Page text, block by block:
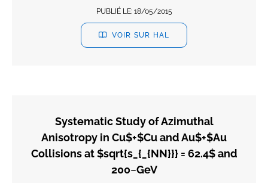
PUBLIÉ LE: 18/05/2015
VOIR SUR HAL
Systematic Study of Azimuthal
Anisotropy in Cu$+$Cu and Au$+$Au
Collisions at $sqrt{s_{_{NN}}} = 62.4$ and
200~GeV